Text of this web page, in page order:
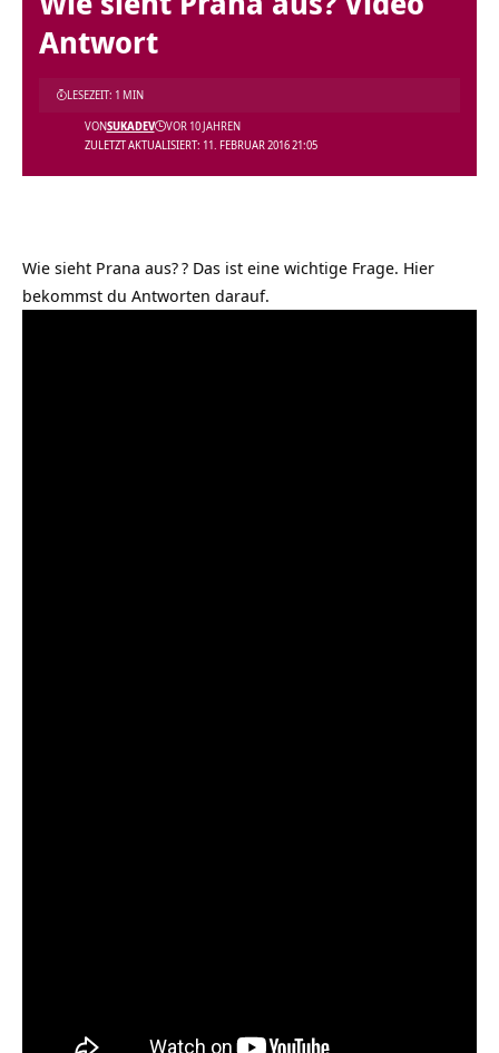
Antwort
ZULETZT AKTUALISIERT: 11. FEBRUAR 2016 21:05
VONSUKADEV VOR 10 JAHREN
LESEZEIT: 1 MIN
Wie sieht Prana aus?? Das ist eine wichtige Frage. Hier
bekommst du Antworten darauf.